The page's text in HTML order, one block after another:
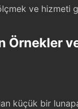
ve hizmeti
Örnekler
küçük bir